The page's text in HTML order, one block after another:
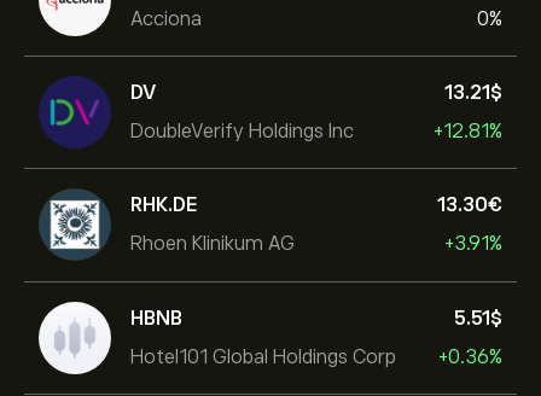
Acciona
0%
DV
DoubleVerify Holdings Inc
13.21‎$‎
+12.81%
RHK.DE
Rhoen Klinikum AG
13.30‎€‎
+3.91%
HBNB
Hotel101 Global Holdings Corp
5.51‎$‎
+0.36%